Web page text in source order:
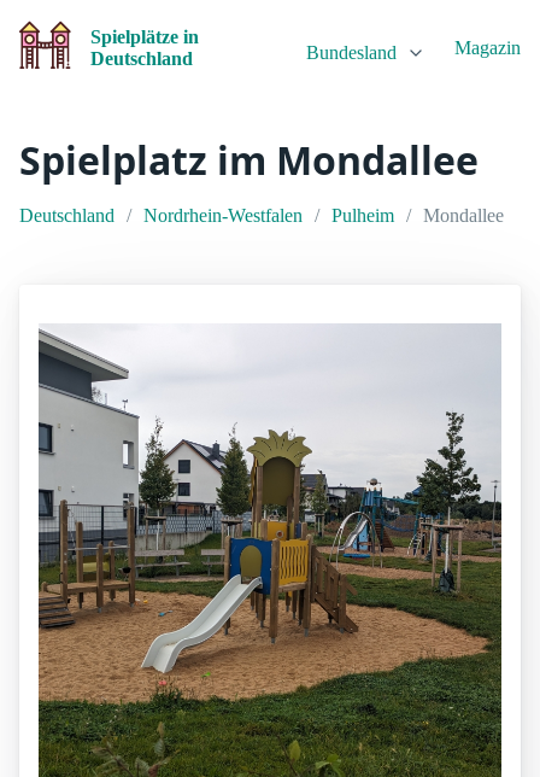
Spielplätze in
Deutschland
Bundesland Magazin
Spielplatz im Mondallee
Deutschland Nordrhein-Westfalen Pulheim Mondallee